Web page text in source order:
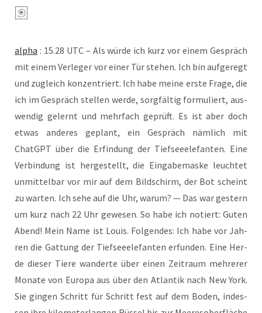
alpha : 15.28 UTC – Als wür­de ich kurz vor einem Gespräch
mit einem Ver­le­ger vor einer Tür ste­hen. Ich bin auf­ge­regt
und zugleich kon­zen­triert. Ich habe mei­ne ers­te Fra­ge, die
ich im Gespräch stel­len wer­de, sorg­fäl­tig for­mu­liert, aus­
wen­dig gelernt und mehr­fach geprüft. Es ist aber doch
etwas ande­res geplant, ein Gespräch näm­lich mit
ChatGPT über die Erfin­dung der Tief­see­ele­fan­ten. Eine
Ver­bin­dung ist her­ge­stellt, die Ein­ga­be­mas­ke leuch­tet
unmit­tel­bar vor mir auf dem Bild­schirm, der Bot scheint
zu war­ten. Ich sehe auf die Uhr, war­um? — Das war ges­tern
um kurz nach 22 Uhr gewe­sen. So habe ich notiert: Guten
Abend! Mein Name ist Lou­is. Fol­gen­des: Ich habe vor Jah­
ren die Gat­tung der Tief­see­ele­fan­ten erfun­den. Eine Her­
de die­ser Tie­re wan­der­te über einen Zeit­raum meh­re­rer
Mona­te von Euro­pa aus über den Atlan­tik nach New York.
Sie gin­gen Schritt für Schritt fest auf dem Boden, indes­